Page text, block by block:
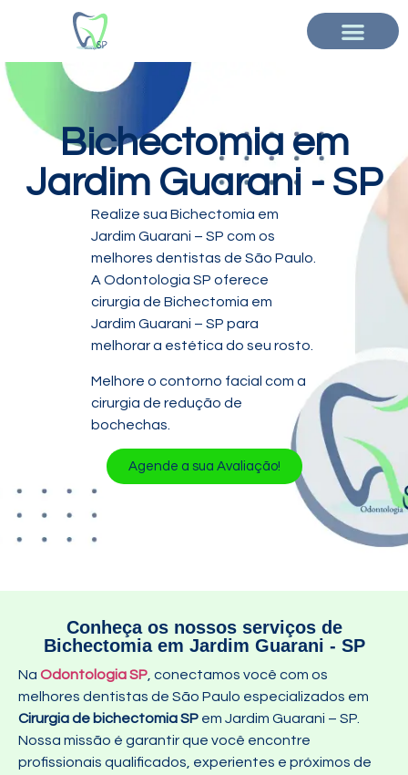
Bichectomia em
Jardim Guarani - SP
Realize sua Bichectomia em
Jardim Guarani – SP com os
melhores dentistas de São Paulo.
A Odontologia SP oferece
cirurgia de Bichectomia em
Jardim Guarani – SP para
melhorar a estética do seu rosto.
Melhore o contorno facial com a
cirurgia de redução de
bochechas.
Agende a sua Avaliação!
Conheça os nossos serviços de
Bichectomia em Jardim Guarani - SP
Na Odontologia SP , conectamos você com os
melhores dentistas de São Paulo especializados em
Cirurgia de bichectomia SP em Jardim Guarani – SP
Nossa missão é garantir que você encontre
profissionais qualificados, experientes e próximos de